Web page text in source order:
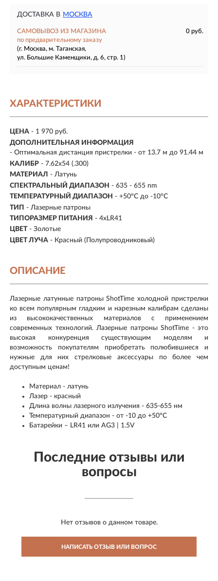
ДОСТАВКА В МОСКВА
САМОВЫВОЗ ИЗ МАГАЗИНА
0 руб.
по предварительному заказу
(г. Москва, м. Таганская,
ул. Большие Каменщики, д. 6, стр. 1)
ХАРАКТЕРИСТИКИ
ЦЕНА - 1 970 руб.
ДОПОЛНИТЕЛЬНАЯ ИНФОРМАЦИЯ
- Оптимальная дистанция пристрелки - от 13.7 м до 91.44 м
КАЛИБР - 7.62х54 (.300)
МАТЕРИАЛ - Латунь
СПЕКТРАЛЬНЫЙ ДИАПАЗОН - 635 - 655 nm
ТЕМПЕРАТУРНЫЙ ДИАПАЗОН - +50°С до -10°С
ТИП - Лазерные патроны
ТИПОРАЗМЕР ПИТАНИЯ - 4xLR41
ЦВЕТ - Золотые
ЦВЕТ ЛУЧА - Красный (Полупроводниковый)
ОПИСАНИЕ
Лазерные латунные патроны ShotTime холодной пристрелки
ко всем популярным гладким и нарезным калибрам сделаны
из высококачественных материалов с применением
современных технологий. Лазерные патроны ShotTime - это
высокая конкуренция существующим моделям и
возможность покупателям приобретать полюбившиеся и
нужные для них стрелковые аксессуары по более чем
доступным ценам!
Материал - латунь
Лазер - красный
Длина волны лазерного излучения - 635-655 нм
Температурный диапазон - от -10 до +50°C
Батарейки – LR41 или AG3 | 1.5V
Последние отзывы или
вопросы
Нет отзывов о данном товаре.
НАПИСАТЬ ОТЗЫВ ИЛИ ВОПРОС